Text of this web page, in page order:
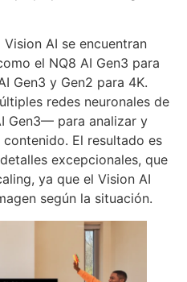
AI se encuentran
el NQ8 AI Gen3 para
Gen3 y Gen2 para 4K.
redes neuronales de
Gen3— para analizar y
El resultado es
excepcionales, que
ya que el Vision AI
según la situación.